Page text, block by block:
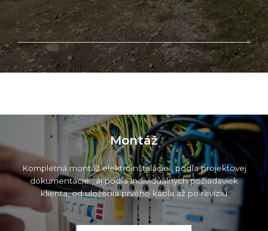
Montáž
Kompletná montáž elektroinštalácie , podľa projektovej
dokumentácie , aj podľa individúálnych požiadaviek
klienta, od uloženia prvého kábla až po revíziu